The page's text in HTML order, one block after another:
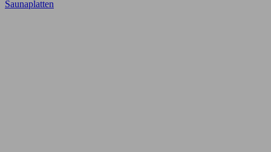
Saunaplatten